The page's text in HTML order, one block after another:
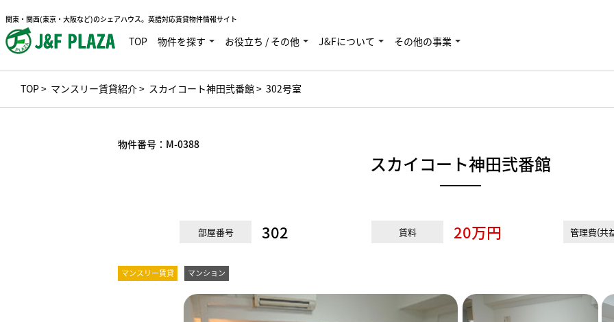
関東・関西(東京・大阪など)のシェアハウス。英語対応賃貸物件情報サイト
TOP 物件を探す お役立ち / その他 J&Fについて その他の事業
TOP> マンスリー賃貸紹介> スカイコート神田弐番館> 302号室
物件番号： M-0388
スカイコート神田弐番館
部屋番号 302 賃料 20万円 管理費(共
マンスリー賃貸 マンション